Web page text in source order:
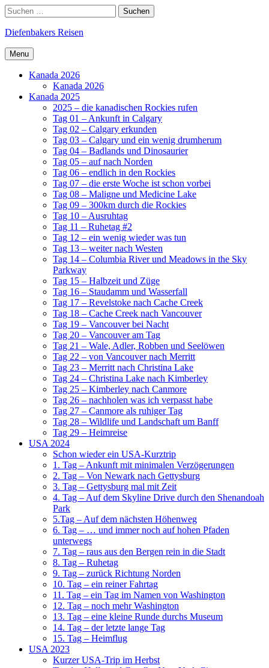
Skip
to
content
Search
Suchen
nach:
Diefenbakers Reisen
Menu
Kanada 2026
Kanada 2026
Kanada 2025
2025 – die kanadischen Rockies rufen
Tag 01 – Ankunft in Calgary
Tag 02 – Calgary erkunden
Tag 03 – Calgary und ein wenig drumherum
Tag 04 – Badlands und Dinosaurier
Tag 05 – auf nach Norden
Tag 06 – endlich in den Rockies
Tag 07 – die erste Woche ist schon vorbei
Tag 08 – Maligne und Medicine Lake
Tag 09 – 300km durch die Rockies
Tag 10 – Ausruhtag
Tag 11 – Ruhetag #2
Tag 12 – ein wenig wieder was tun
Tag 13 – weiter nach Westen
Tag 14 – Columbia River und Meadows in the Sky
Parkway
Tag 15 – Halbzeit und Züge
Tag 16 – Staudamm und Wasserfall
Tag 17 – Revelstoke nach Cache Creek
Tag 18 – Cache Creek nach Vancouver
Tag 19 – Vancouver bei Nacht
Tag 20 – Vancouver am Tag
Tag 21 – Wale, Adler, Robben und Seelöwen
Tag 22 – von Vancouver nach Merritt
Tag 23 – Merritt nach Christina Lake
Tag 24 – Christina Lake nach Kimberley
Tag 25 – Kimberley nach Canmore
Tag 26 – nachholen was ich verpasst habe
Tag 27 – Canmore als ruhiger Tag
Tag 28 – Wildlife und Landschaft um Banff
Tag 29 – Heimreise
USA 2024
Schon wieder ein USA-Kurztrip
1. Tag – Ankunft mit minimalen Verzögerungen
2. Tag – Von Newark nach Gettysburg
3. Tag – Gettysburg mal mit Zeit
4. Tag – Auf dem Skyline Drive durch den Shenandoah
Park
5.Tag – Auf dem nächsten Höhenweg
6. Tag – … und immer noch auf hohen Pfaden
unterwegs
7. Tag – raus aus den Bergen rein in die Stadt
8. Tag – Ruhetag
9. Tag – zurück Richtung Norden
10. Tag – ein reiner Fahrtag
11. Tag – ein Tag im Namen von Washington
12. Tag – noch mehr Washington
13. Tag – eine kleine Runde durchs Museum
14. Tag – der letzte lange Tag
15. Tag – Heimflug
USA 2023
Kurzer USA-Trip im Herbst